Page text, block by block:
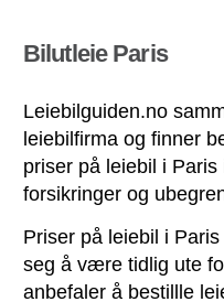
Bilutleie Paris
Leiebilguiden.no
leiebilfirma og finner
priser på leiebil i
forsikringer og
Priser på leiebil i
seg å være tidlig ute
anbefaler å bestillle